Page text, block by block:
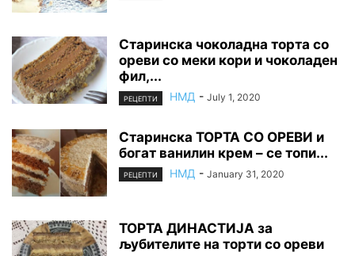
Старинска чоколадна торта со
ореви со меки кори и чоколаден
фил,...
РЕЦЕПТИ НМД - July 1, 2020
Старинска ТОРТА СО ОРЕВИ и
богат ванилин крем – се топи...
РЕЦЕПТИ НМД - January 31, 2020
ТОРТА ДИНАСТИЈА за
љубителите на торти со ореви